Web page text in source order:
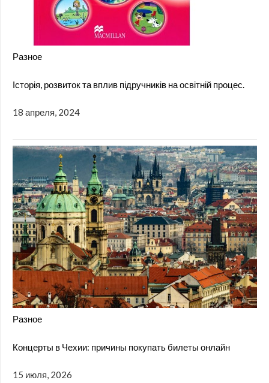
Разное
Історія, розвиток та вплив підручників на освітній процес.
18 апреля, 2024
Разное
Концерты в Чехии: причины покупать билеты онлайн
15 июля, 2026